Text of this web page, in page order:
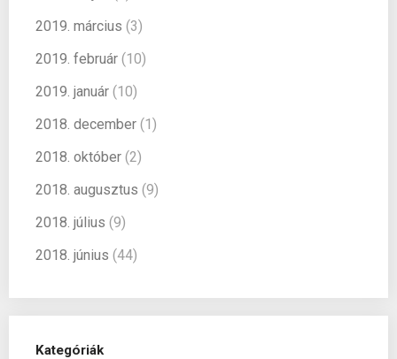
2019. március (3)
2019. február (10)
2019. január (10)
2018. december (1)
2018. október (2)
2018. augusztus (9)
2018. július (9)
2018. június (44)
Kategóriák